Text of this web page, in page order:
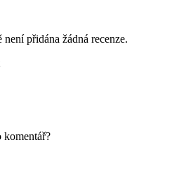
přidána žádná recenze.
komentář?